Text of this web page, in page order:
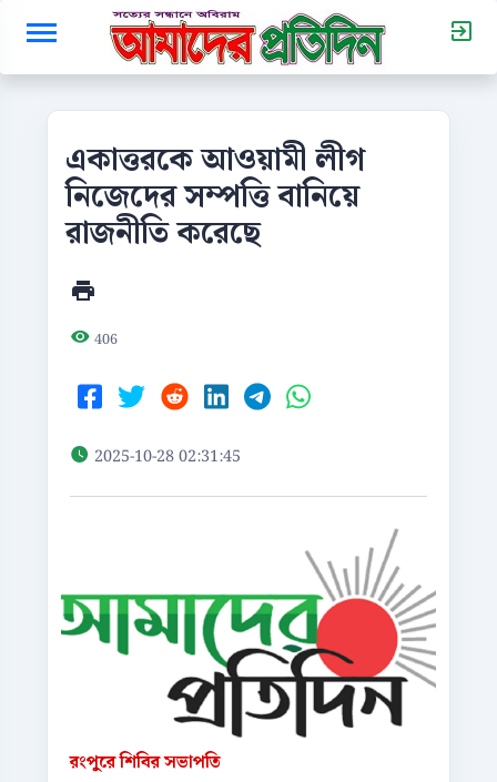
একাত্তরকে আওয়ামী লীগ
নিজেদের সম্পত্তি বানিয়ে
রাজনীতি করেছে
406
2025-10-28 02:31:45
রংপুরে শিবির সভাপতি